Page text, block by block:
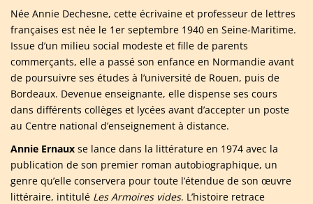
Née Annie Dechesne, cette écrivaine et professeur de lettres
françaises est née le 1er septembre 1940 en Seine-Maritime.
Issue d’un milieu social modeste et fille de parents
commerçants, elle a passé son enfance en Normandie avant
de poursuivre ses études à l’université de Rouen, puis de
Bordeaux. Devenue enseignante, elle dispense ses cours
dans différents collèges et lycées avant d’accepter un poste
au Centre national d’enseignement à distance.
Annie Ernaux se lance dans la littérature en 1974 avec la
publication de son premier roman autobiographique, un
genre qu’elle conservera pour toute l’étendue de son œuvre
littéraire, intitulé Les Armoires vides. L’histoire retrace